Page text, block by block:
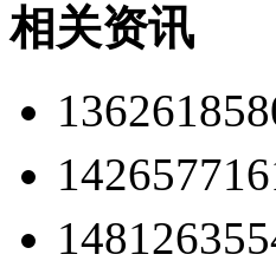
相关资讯